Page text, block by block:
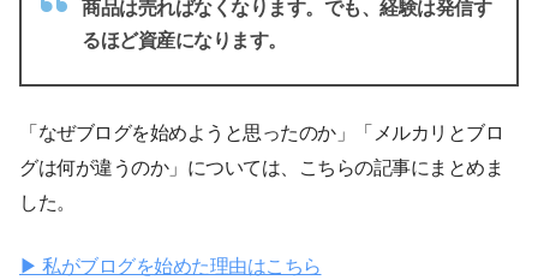
商品は売ればなくなります。でも、経験は発信す
るほど資産になります。
「なぜブログを始めようと思ったのか」「メルカリとブロ
グは何が違うのか」については、こちらの記事にまとめま
した。
▶ 私がブログを始めた理由はこちら